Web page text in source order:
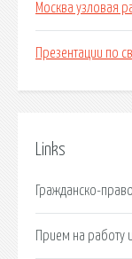
Москва узловая
Презентации по
Links
Гражданско-
Прием на